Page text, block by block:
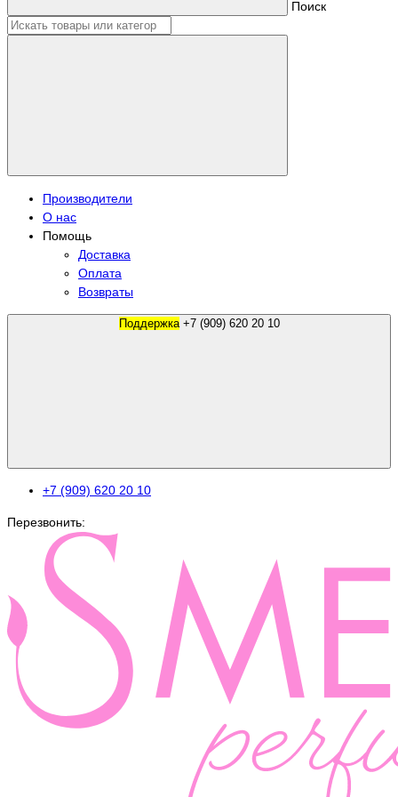
Поиск
Производители
О нас
Помощь
Доставка
Оплата
Возвраты
Поддержка +7 (909) 620 20 10
+7 (909) 620 20 10
Перезвонить: